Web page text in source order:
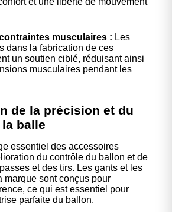
musculaires : Les
dans la fabrication de ces
un soutien ciblé, réduisant ainsi
musculaires pendant les
de la précision et du
balle
essentiel des accessoires
du contrôle du ballon et de
et des tirs. Les gants et les
marque sont conçus pour
ce qui est essentiel pour
parfaite du ballon.